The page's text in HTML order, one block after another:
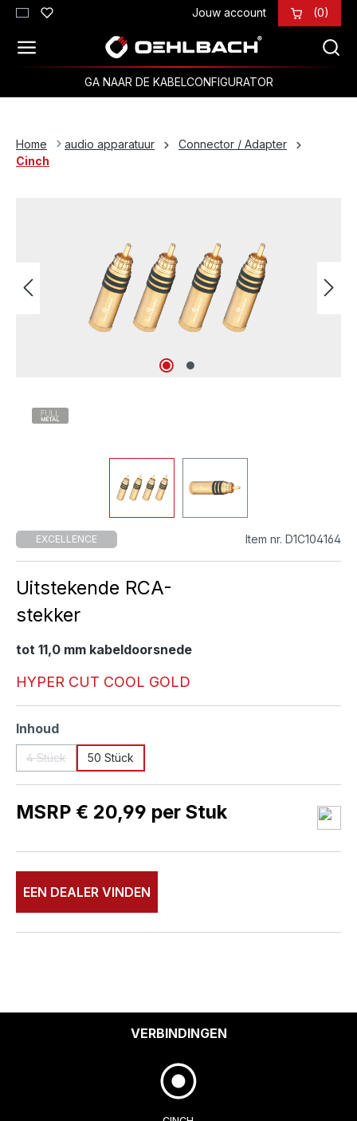
Ga naar de hoofdinhoud Jouw account (0)
GA NAAR DE KABELCONFIGURATOR
Home audio apparatuur
Connector / Adapter
Cinch
EXCELLENCE Item nr. D1C104164
Uitstekende RCA-
stekker
tot 11,0 mm kabeldoorsnede
HYPER CUT COOL GOLD
Selecteer
Inhoud
4 Stück 50 Stück
MSRP € 20,99 per Stuk
EEN DEALER VINDEN
VERBINDINGEN